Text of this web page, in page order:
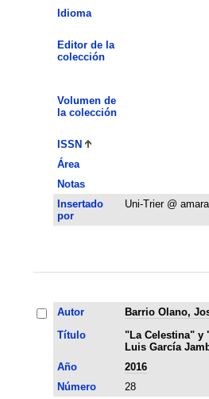
Idioma
Editor de la
colección
Volumen de
la colección
ISSN
Área
Notas
Insertado
por
Uni-Trier @
Autor
Barrio Olano,
Título
"La Celestina" y
Luis García
Año
2016
Número
28